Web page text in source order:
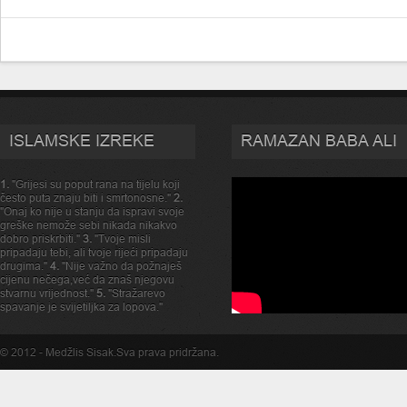
ISLAMSKE IZREKE
1. "Grijesi su poput rana na tijelu koji
često puta znaju biti i smrtonosne." 2.
"Onaj ko nije u stanju da ispravi svoje
greške nemože sebi nikada nikakvo
dobro priskrbiti." 3. "Tvoje misli
pripadaju tebi, ali tvoje rijeći pripadaju
drugima." 4. "Nije važno da požnaješ
cijenu nečega,već da znaš njegovu
stvarnu vrijednost." 5. "Stražarevo
spavanje je svijetiljka za lopova."
RAMAZAN BABA ALI
© 2012 - Medžlis Sisak .Sva prava pridržana.